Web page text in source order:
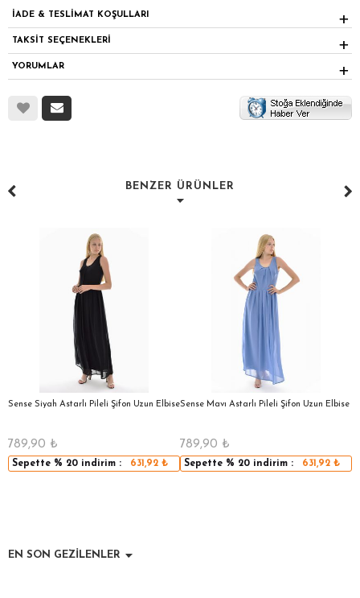
İADE & TESLİMAT KOŞULLARI
TAKSİT SEÇENEKLERİ
YORUMLAR
BENZER ÜRÜNLER
Sense Siyah Astarlı Pileli Şifon Uzun Elbise
789,90 ₺
Sepette % 20 indirim : 631,92₺
Sense Mavı Astarlı Pileli Şifon Uzun Elbise
789,90 ₺
Sepette % 20 indirim : 631,92₺
EN SON GEZİLENLER